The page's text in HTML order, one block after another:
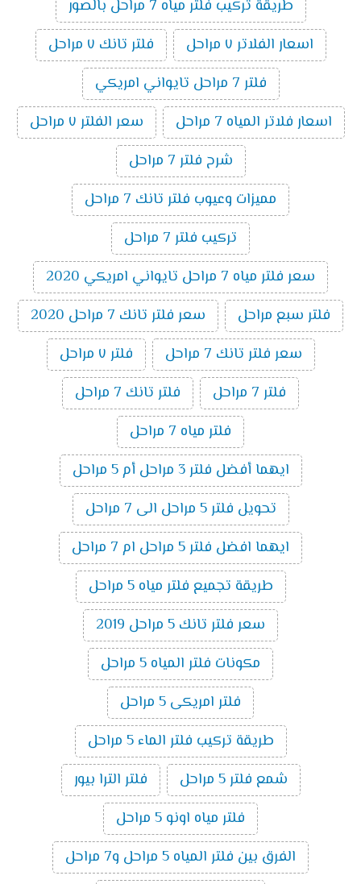
طريقة تركيب فلتر مياه 7 مراحل بالصور
اسعار الفلاتر ٧ مراحل
فلتر تانك ٧ مراحل
فلتر 7 مراحل تايواني امريكي
اسعار فلاتر المياه 7 مراحل
سعر الفلتر ٧ مراحل
شرح فلتر 7 مراحل
مميزات وعيوب فلتر تانك 7 مراحل
تركيب فلتر 7 مراحل
سعر فلتر مياه 7 مراحل تايواني امريكي 2020
فلتر سبع مراحل
سعر فلتر تانك 7 مراحل 2020
سعر فلتر تانك 7 مراحل
فلتر ٧ مراحل
فلتر 7 مراحل
فلتر تانك 7 مراحل
فلتر مياه 7 مراحل
ايهما أفضل فلتر 3 مراحل أم 5 مراحل
تحويل فلتر 5 مراحل الى 7 مراحل
ايهما افضل فلتر 5 مراحل ام 7 مراحل
طريقة تجميع فلتر مياه 5 مراحل
سعر فلتر تانك 5 مراحل 2019
مكونات فلتر المياه 5 مراحل
فلتر امريكى 5 مراحل
طريقة تركيب فلتر الماء 5 مراحل
شمع فلتر 5 مراحل
فلتر الترا بيور
فلتر مياه اونو 5 مراحل
الفرق بين فلتر المياه 5 مراحل و7 مراحل